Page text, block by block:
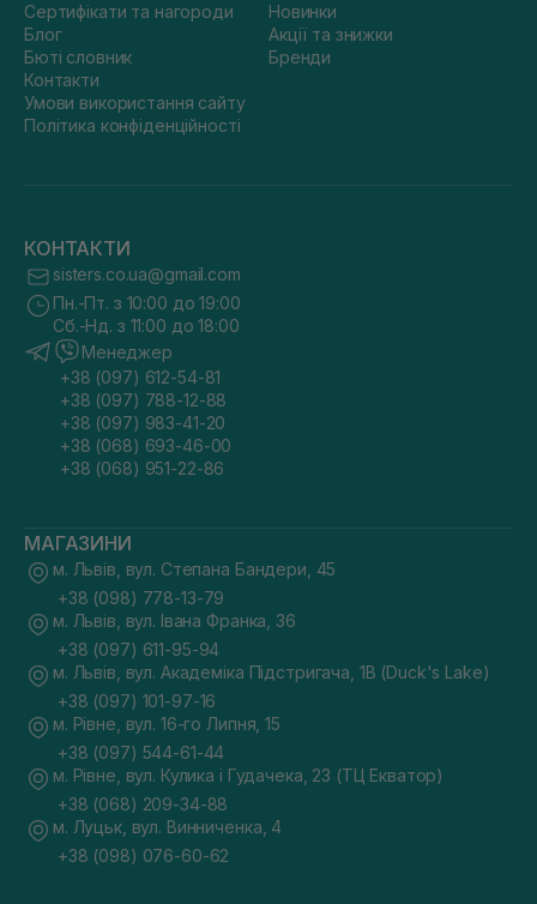
Сертифікати та нагороди
Блог
Бюті словник
Контакти
Умови використання сайту
Політика конфіденційності
Новинки
Акції та знижки
Бренди
КОНТАКТИ
sisters.co.ua@gmail.com
Пн.-Пт. з 10:00 до 19:00
Сб.-Нд. з 11:00 до 18:00
Менеджер
+38 (097) 612-54-81
+38 (097) 788-12-88
+38 (097) 983-41-20
+38 (068) 693-46-00
+38 (068) 951-22-86
МАГАЗИНИ
м. Львів, вул. Степана Бандери, 45
+38 (098) 778-13-79
м. Львів, вул. Івана Франка, 36
+38 (097) 611-95-94
м. Львів, вул. Академіка Підстригача, 1В (Duck's Lake)
+38 (097) 101-97-16
м. Рівне, вул. 16-го Липня, 15
+38 (097) 544-61-44
м. Рівне, вул. Кулика і Гудачека, 23 (ТЦ Екватор)
+38 (068) 209-34-88
м. Луцьк, вул. Винниченка, 4
+38 (098) 076-60-62